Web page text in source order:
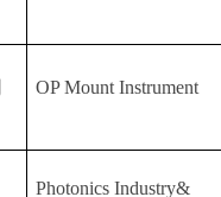
OP Mount Instrument
Photonics Industry&